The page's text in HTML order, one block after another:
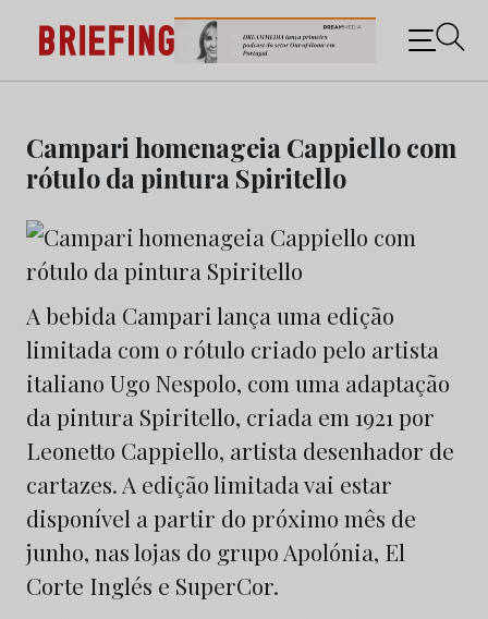
content
Briefing: Todas as notícias sobre os negócios do
Marketing e da Publicidade
Campari homenageia Cappiello com
rótulo da pintura Spiritello
A bebida Campari lança uma edição
limitada com o rótulo criado pelo artista
italiano Ugo Nespolo, com uma adaptação
da pintura Spiritello, criada em 1921 por
Leonetto Cappiello, artista desenhador de
cartazes. A edição limitada vai estar
disponível a partir do próximo mês de
junho, nas lojas do grupo Apolónia, El
Corte Inglés e SuperCor.